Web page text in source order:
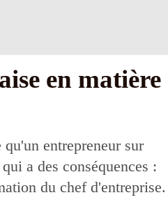
en matière
entrepreneur sur
a des conséquences :
du chef d'entreprise.